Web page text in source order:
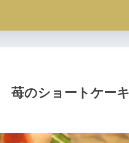
のショートケーキ